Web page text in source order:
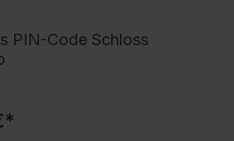
PIN-Code Schloss